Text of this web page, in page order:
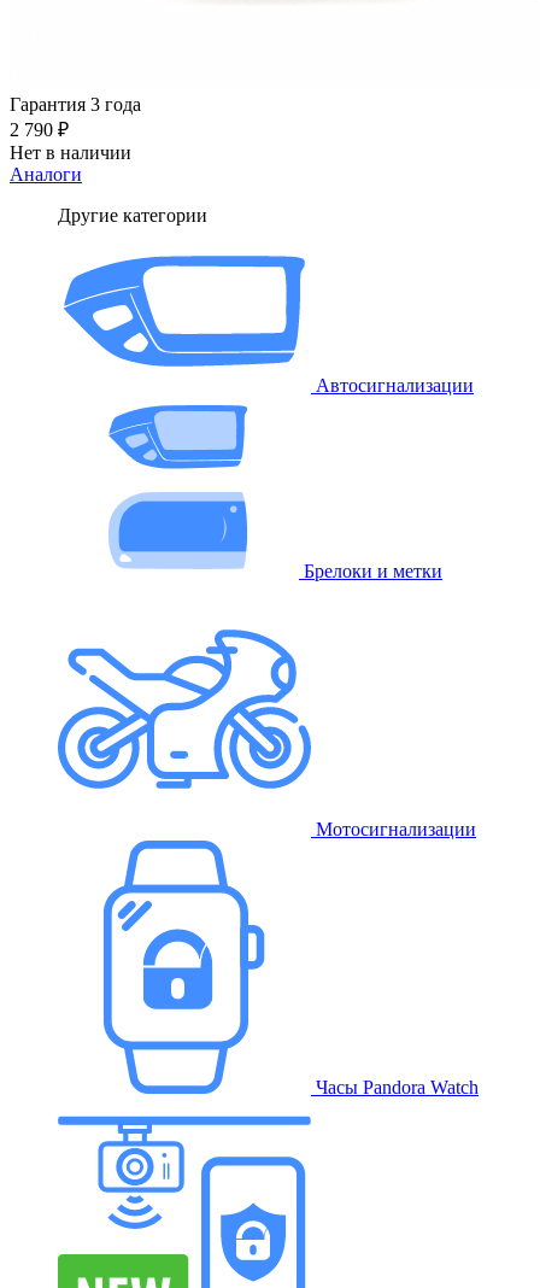
Гарантия 3 года
2 790 ₽
Нет в наличии
Аналоги
Другие категории
Автосигнализации
Брелоки и метки
Мотосигнализации
Часы Pandora Watch